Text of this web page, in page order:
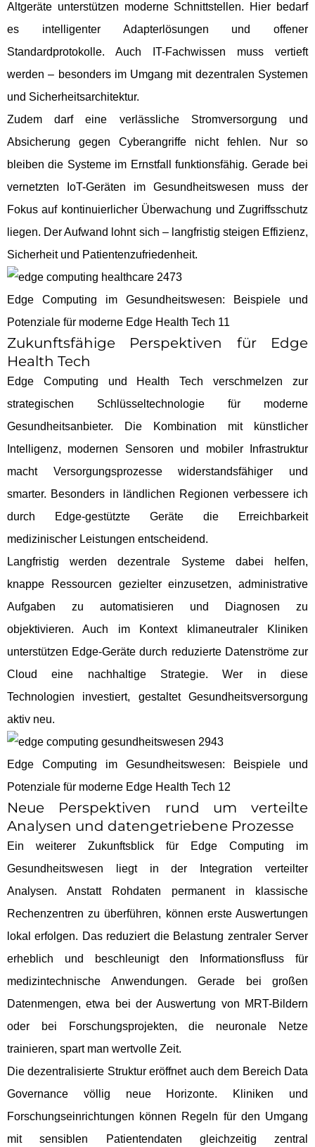
Altgeräte unterstützen moderne Schnittstellen. Hier bedarf
es intelligenter Adapterlösungen und offener
Standardprotokolle. Auch IT-Fachwissen muss vertieft
werden – besonders im Umgang mit dezentralen Systemen
und Sicherheitsarchitektur.
Zudem darf eine verlässliche Stromversorgung und
Absicherung gegen Cyberangriffe nicht fehlen. Nur so
bleiben die Systeme im Ernstfall funktionsfähig. Gerade bei
vernetzten IoT-Geräten im Gesundheitswesen muss der
Fokus auf kontinuierlicher Überwachung und Zugriffsschutz
liegen. Der Aufwand lohnt sich – langfristig steigen Effizienz,
Sicherheit und Patientenzufriedenheit.
Edge Computing im Gesundheitswesen: Beispiele und
Potenziale für moderne Edge Health Tech 11
Zukunftsfähige Perspektiven für Edge
Health Tech
Edge Computing und Health Tech verschmelzen zur
strategischen Schlüsseltechnologie für moderne
Gesundheitsanbieter. Die Kombination mit künstlicher
Intelligenz, modernen Sensoren und mobiler Infrastruktur
macht Versorgungsprozesse widerstandsfähiger und
smarter. Besonders in ländlichen Regionen verbessere ich
durch Edge-gestützte Geräte die Erreichbarkeit
medizinischer Leistungen entscheidend.
Langfristig werden dezentrale Systeme dabei helfen,
knappe Ressourcen gezielter einzusetzen, administrative
Aufgaben zu automatisieren und Diagnosen zu
objektivieren. Auch im Kontext klimaneutraler Kliniken
unterstützen Edge-Geräte durch reduzierte Datenströme zur
Cloud eine nachhaltige Strategie. Wer in diese
Technologien investiert, gestaltet Gesundheitsversorgung
aktiv neu.
Edge Computing im Gesundheitswesen: Beispiele und
Potenziale für moderne Edge Health Tech 12
Neue Perspektiven rund um verteilte
Analysen und datengetriebene Prozesse
Ein weiterer Zukunftsblick für Edge Computing im
Gesundheitswesen liegt in der Integration verteilter
Analysen. Anstatt Rohdaten permanent in klassische
Rechenzentren zu überführen, können erste Auswertungen
lokal erfolgen. Das reduziert die Belastung zentraler Server
erheblich und beschleunigt den Informationsfluss für
medizintechnische Anwendungen. Gerade bei großen
Datenmengen, etwa bei der Auswertung von MRT-Bildern
oder bei Forschungsprojekten, die neuronale Netze
trainieren, spart man wertvolle Zeit.
Die dezentralisierte Struktur eröffnet auch dem Bereich Data
Governance völlig neue Horizonte. Kliniken und
Forschungseinrichtungen können Regeln für den Umgang
mit sensiblen Patientendaten gleichzeitig zentral